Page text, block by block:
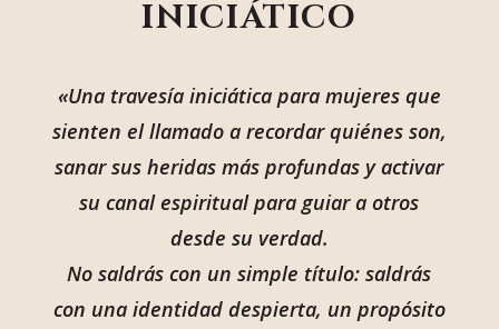
INICIÁTICO
«Una travesía iniciática para mujeres que
sienten el llamado a recordar quiénes son,
sanar sus heridas más profundas y activar
su canal espiritual para guiar a otros
desde su verdad.
No saldrás con un simple título: saldrás
con una identidad despierta, un propósito